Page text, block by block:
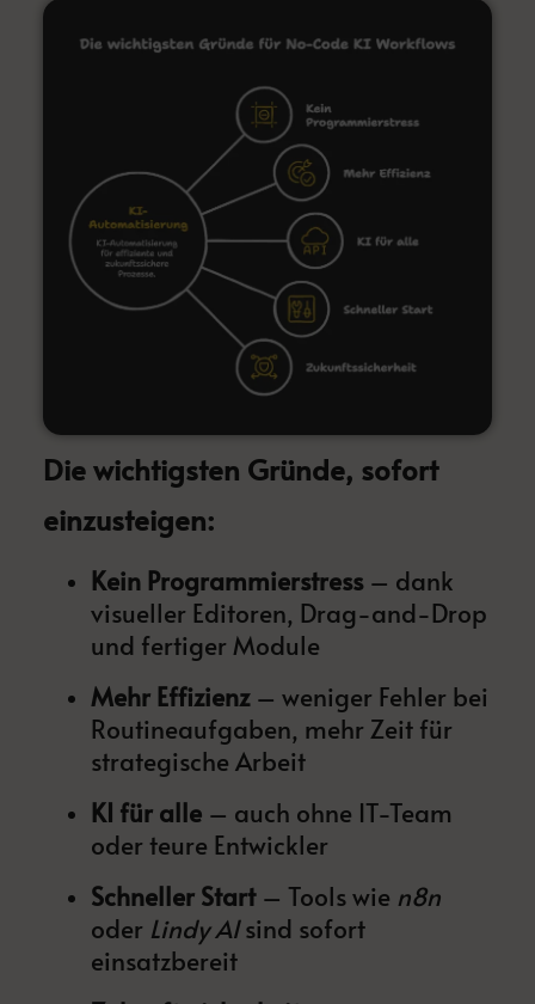
Die wichtigsten Gründe, sofort
einzusteigen:
Kein Programmierstress – dank
visueller Editoren, Drag-and-Drop
und fertiger Module
Mehr Effizienz– weniger Fehler bei
Routineaufgaben, mehr Zeit für
strategische Arbeit
KI für alle – auch ohne IT-Team
oder teure Entwickler
Schneller Start– Tools wie n8n
oder Lindy AIsind sofort
einsatzbereit